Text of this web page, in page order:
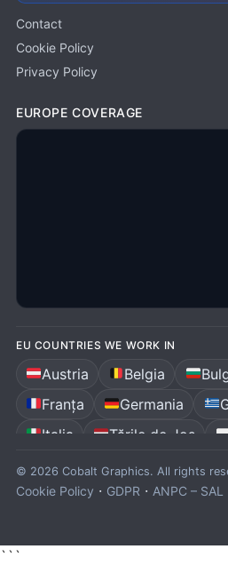
Contact
Cookie Policy
Privacy Policy
EUROPE COVERAGE
EU COUNTRIES WE WORK IN
Austria Belgia
Franța
Germania
Italia
Țările de Jos
Portugalia
România
© 2026 Cobalt Graphics. All rights
Cookie Policy · GDPR · ANPC – SAL
```